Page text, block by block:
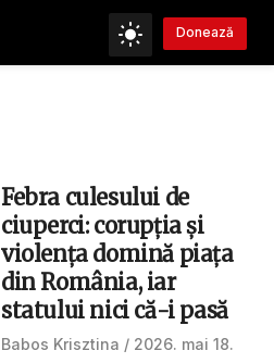
Donează
Febra culesului de
ciuperci: corupția și
violența domină piața
din România, iar
statului nici că-i pasă
Babos Krisztina 2026. mai 18.